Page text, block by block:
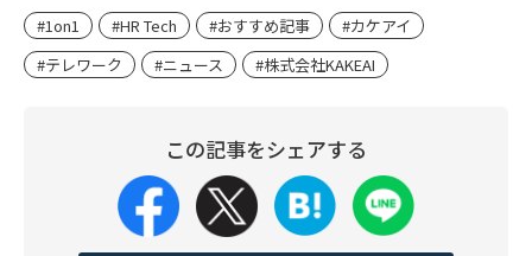
#1on1 #HR Tech #おすすめ記事
#カケアイ
#テレワーク
#ニュース #株式会社KAKEAI
この記事をシェアする